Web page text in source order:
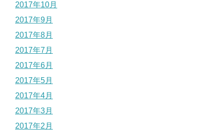
2017年10月
2017年9月
2017年8月
2017年7月
2017年6月
2017年5月
2017年4月
2017年3月
2017年2月